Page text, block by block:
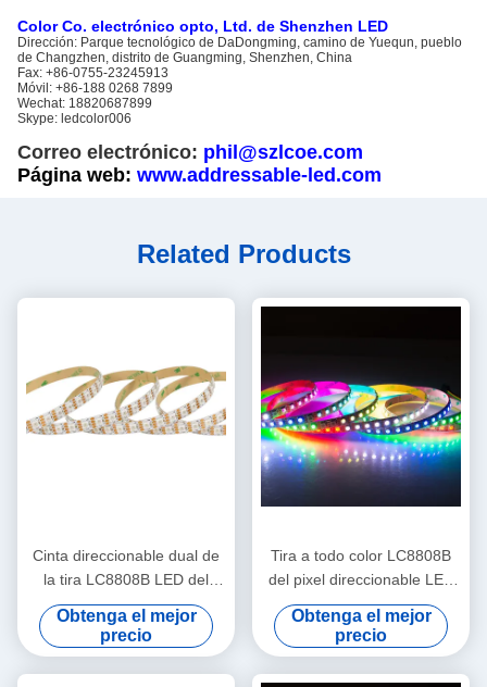
Color Co. electrónico opto, Ltd. de Shenzhen LED
Dirección: Parque tecnológico de DaDongming, camino de Yuequn, pueblo
de Changzhen, distrito de Guangming, Shenzhen, China
Fax: +86-0755-23245913
Móvil: +86-188 0268 7899
Wechat: 18820687899
Skype: ledcolor006
Correo electrónico: phil@szlcoe.com
Página web: www.addressable-led.com
Related Products
Cinta direccionable dual de
la tira LC8808B LED del
pixel de la señal LED de
WS2815 DC12V
Obtenga el mejor
precio
Tira a todo color LC8808B
del pixel direccionable LED
de DC12V WS2815 RGB
Obtenga el mejor
precio